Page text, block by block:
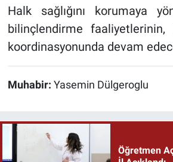
Halk sağlığını korumaya
bilinçlendirme faaliyetlerinin,
koordinasyonunda devam
Muhabir: Yasemin Dülgeroglu
Öğretmen